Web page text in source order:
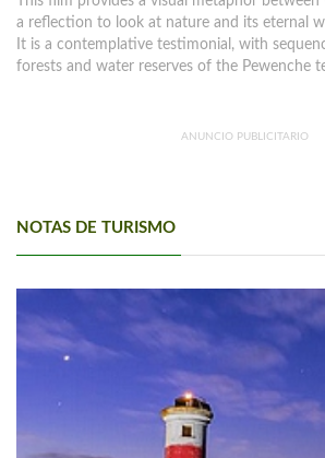
a reflection to look at nature and its eternal
It is a contemplative testimonial, with
forests and water reserves of the Pewenche
ANUNCIO PUBLICITARIO
NOTAS DE TURISMO